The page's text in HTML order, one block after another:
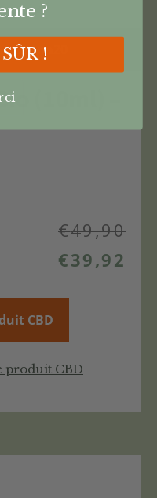
: Canna20
(10ml) –
€49,90
€39,92
CBD
produit CBD
?
!